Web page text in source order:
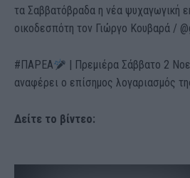
τα Σαββατόβραδα η νέα ψυχαγωγική
οικοδεσπότη τον Γιώργο Κουβαρά /
#ΠΑΡΕΑ
| Πρεμιέρα Σάββατο 2
αναφέρει ο επίσημος λογαριασμός
Δείτε το βίντεο: